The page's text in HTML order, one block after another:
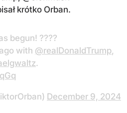
krótko Orban.
begun! ????
with @realDonaldTrump,
.
December 9, 2024